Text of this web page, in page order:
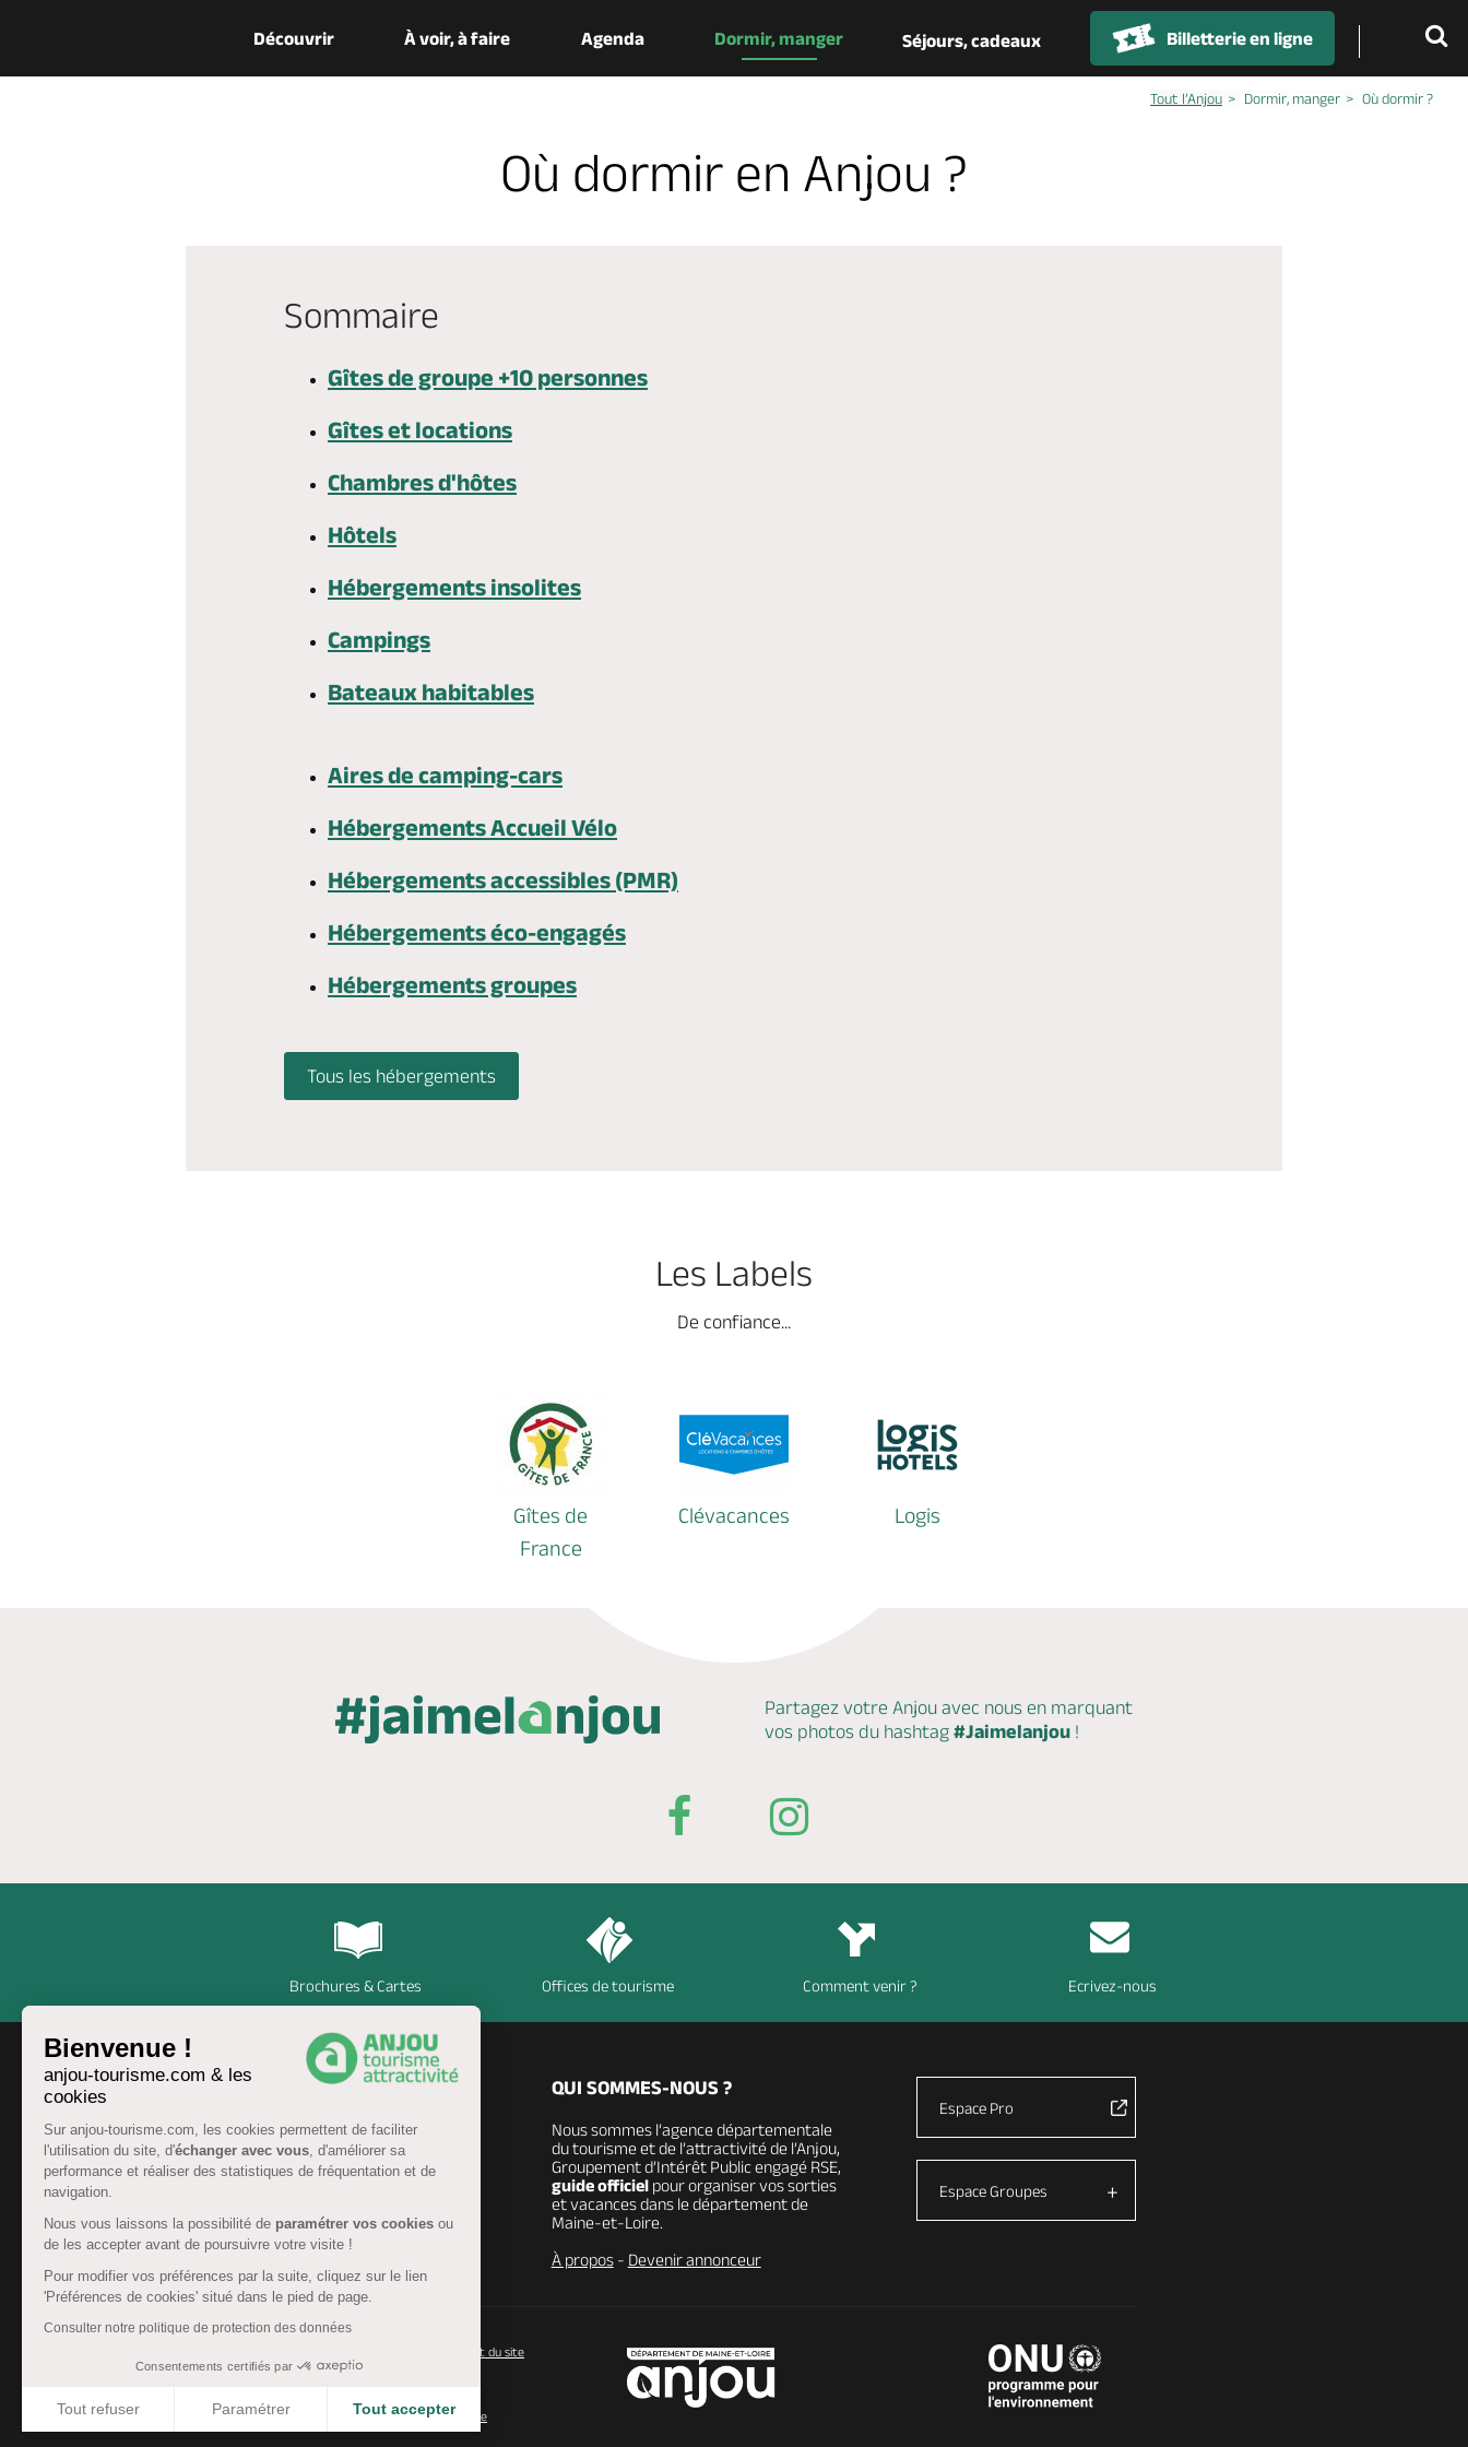
Bienvenue !
anjou-tourisme.com & les
cookies
Sur anjou-tourisme.com, les cookies permettent de faciliter
l'utilisation du site, d'échanger avec vous, d'améliorer sa
performance et réaliser des statistiques de fréquentation et de
navigation.
Nous vous laissons la possibilité de paramétrer vos cookies ou
de les accepter avant de poursuivre votre visite !
Pour modifier vos préférences par la suite, cliquez sur le lien
'Préférences de cookies' situé dans le pied de page.
Consulter notre politique de protection des données
Consentements certifiés par
Tout refuser Paramétrer Tout accepter
Découvrir À voir, à faire Agenda Dormir, manger Séjours, cadeaux Billetterie en ligne
Tout l’Anjou Dormir, manger Où dormir ?
Où dormir en Anjou ?
Sommaire
Gîtes de groupe +10 personnes
Gîtes et locations
Chambres d'hôtes
Hôtels
Hébergements insolites
Campings
Bateaux habitables
Aires de camping-cars
Hébergements Accueil Vélo
Hébergements accessibles (PMR)
Hébergements éco-engagés
Hébergements groupes
Tous les hébergements
Les Labels
De confiance...
Gîtes de
France
Clévacances Logis
Partagez votre Anjou avec nous en marquant
vos photos du hashtag #Jaimelanjou !
Brochures & Cartes Offices de tourisme Comment venir ? Ecrivez-nous
QUI SOMMES-NOUS ?
Nous sommes l’agence départementale
du tourisme et de l’attractivité de l’Anjou,
Groupement d’Intérêt Public engagé RSE,
guide officielpour organiser vos sorties
et vacances dans le département de
Maine-et-Loire.
À propos- Devenir annonceur
Espace Pro
Espace Groupes
Fonctionnement du site
CGU Réservation-Accessibilité : partiellement conforme